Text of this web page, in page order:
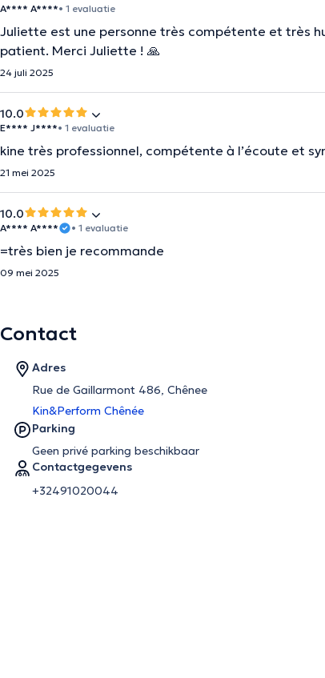
A**** A****• 1 evaluatie
Juliette est une personne très compétente et très
patient. Merci Juliette ! 🙏
24 juli 2025
10.0
E**** J****• 1 evaluatie
kine très professionnel, compétente à l’écoute et
21 mei 2025
10.0
A**** A**** • 1 evaluatie
=très bien je recommande
09 mei 2025
Contact
Adres
Rue de Gaillarmont 486, Chênee
Kin&Perform Chênée
Parking
Geen privé parking beschikbaar
Contactgegevens
+32491020044